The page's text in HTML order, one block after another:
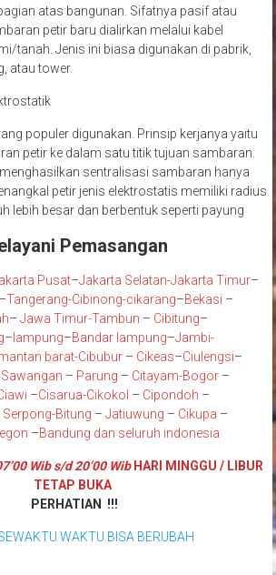
atas bangunan. Sifatnya pasif atau
petir baru dialirkan melalui kabel
tanah. Jenis ini biasa digunakan di pabrik,
atau tower.
populer digunakan. Prinsip kerjanya yaitu
petir ke dalam satu titik tujuan sambaran.
sentralisasi sambaran hanya
petir jenis elektrostatis memiliki radius
lebih besar dan berbentuk seperti payung
Pemasangan
Pusat–Jakarta Selatan-Jakarta Timur–
Tangerang-Cibinong-cikarang–Bekasi –
– Jawa Timur-Tambun – Cibitung–
– lampung–Bandar lampung–Jambi-
barat-Cibubur– Cikeas–Ciulengsi–
Sawangan – Parung – Citayam-Bogor–
–Cisarua-Cikokol – Cipondoh –
Serpong-Bitung – Jatiuwung – Cikupa –
–Bandung dan seluruh indonesia
Wib s/d 20’00 WibHARI MINGGU / LIBUR
TETAP BUKA
PERHATIAN !!!
WAKTU BISA BERUBAH